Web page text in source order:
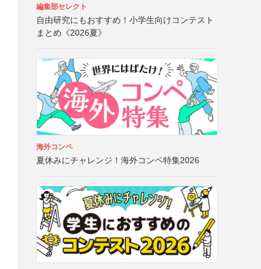
編集部セレクト
自由研究にもおすすめ！小学生向けコンテスト
まとめ《2026夏》
海外コンペ
夏休みにチャレンジ！海外コンペ特集2026